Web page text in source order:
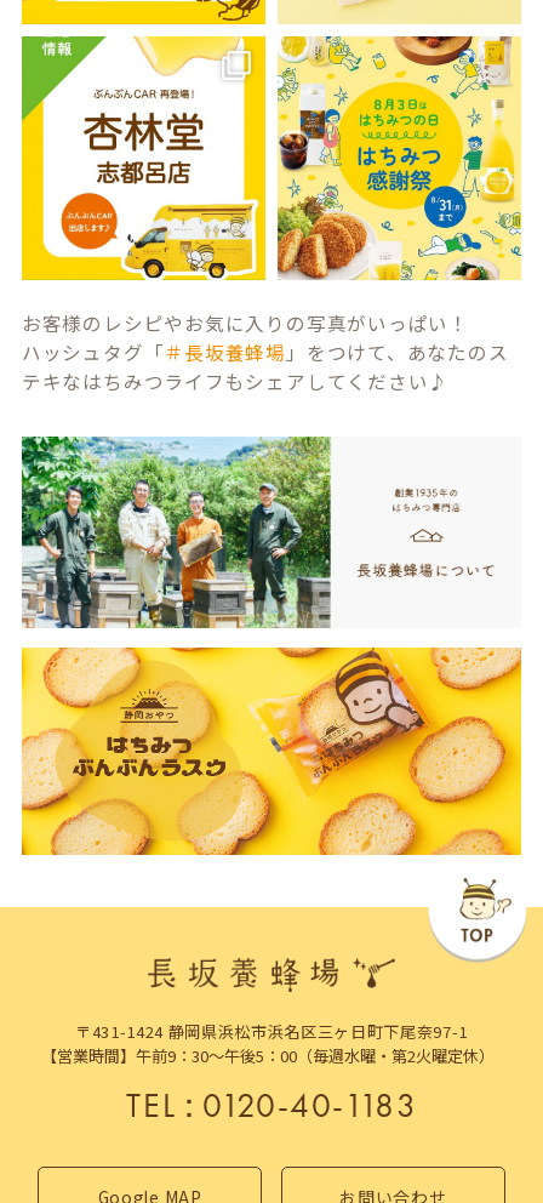
お客様のレシピやお気に入りの写真がいっぱい！
ハッシュタグ「＃長坂養蜂場 」をつけて、あなたのス
テキなはちみつライフもシェアしてください♪
〒431-1424 静岡県浜松市浜名区三ヶ日町下尾奈97-1
【営業時間】午前9：30～午後5：00（毎週水曜・第2火曜定休）
TEL：0120-40-1183
Google MAP お問い合わせ